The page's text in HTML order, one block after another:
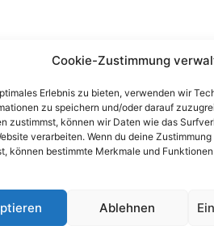
Cookie-Zustimmung
Erlebnis zu bieten, verwenden wir
zu speichern und/oder darauf
zustimmst, können wir Daten wie das
verarbeiten. Wenn du deine
können bestimmte Merkmale und
Ablehnen